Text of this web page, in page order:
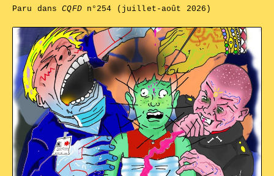
Paru dansCQFDn°254 (juillet-août 2026)